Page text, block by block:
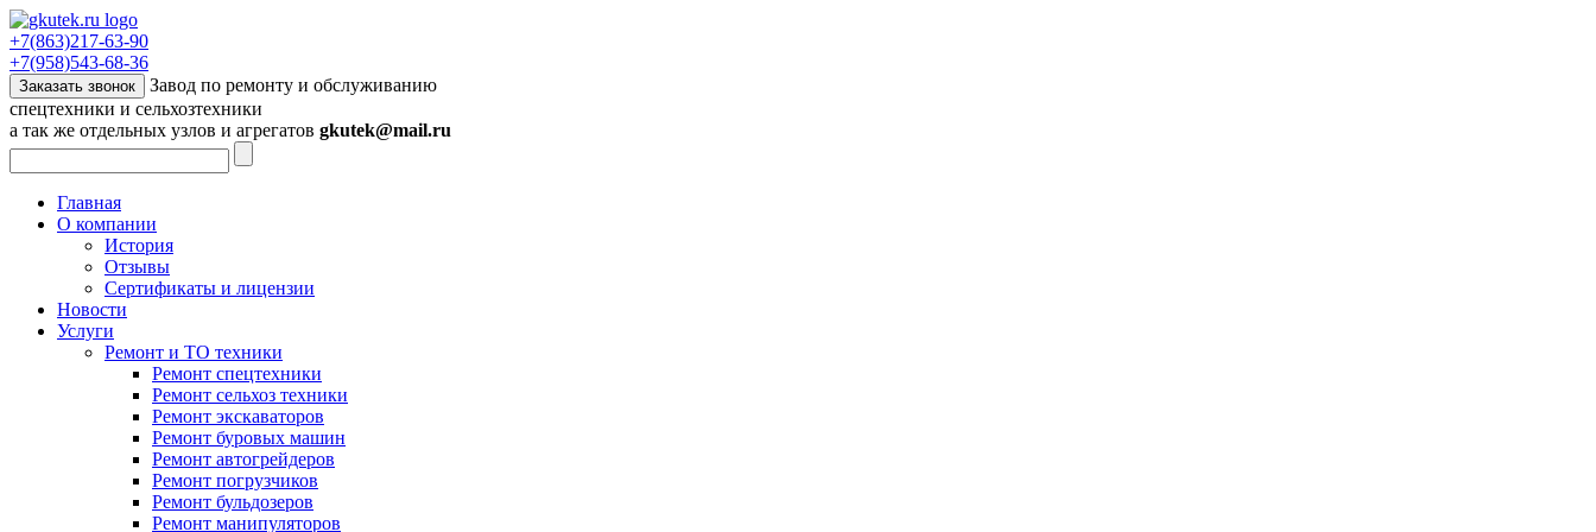
+7(863)217-63-90
+7(958)543-68-36
Заказать звонок
Завод по ремонту и обслуживанию
спецтехники и сельхозтехники
а так же отдельных узлов и агрегатов gkutek@mail.ru
Главная
О компании
История
Отзывы
Сертификаты и лицензии
Новости
Услуги
Ремонт и ТО техники
Ремонт спецтехники
Ремонт сельхоз техники
Ремонт экскаваторов
Ремонт буровых машин
Ремонт автогрейдеров
Ремонт погрузчиков
Ремонт бульдозеров
Ремонт манипуляторов